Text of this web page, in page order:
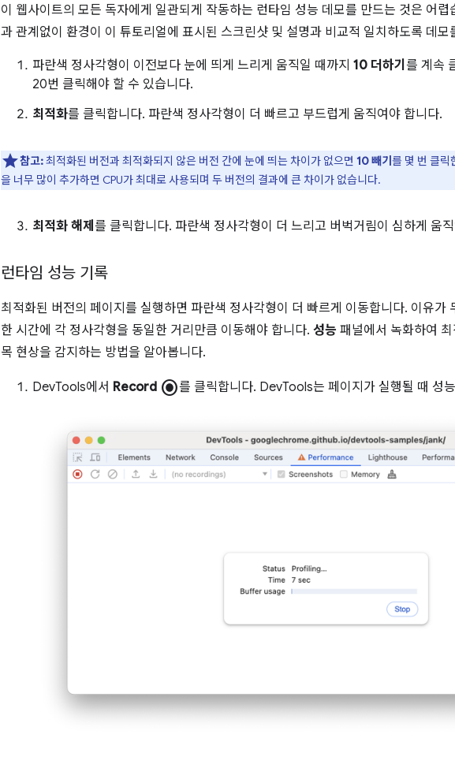
이 웹사이트의 모든 독자에게 일관되게 작동하는 런타임 성능 데모를 만드는 것은 어
과 관계없이 환경이 이 튜토리얼에 표시된 스크린샷 및 설명과 비교적 일치하도록 데모
파란색 정사각형이 이전보다 눈에 띄게 느리게 움직일 때까지 10 더하기 를 계속
20번 클릭해야 할 수 있습니다.
최적화를 클릭합니다. 파란색 정사각형이 더 빠르고 부드럽게 움직여야 합니다.
참고:최적화된 버전과 최적화되지 않은 버전 간에 눈에 띄는 차이가 없으면 10 빼기 를 몇 번 클릭
을 너무 많이 추가하면 CPU가 최대로 사용되며 두 버전의 결과에 큰 차이가 없습니다.
최적화 해제 를 클릭합니다. 파란색 정사각형이 더 느리고 버벅거림이 심하게 움
런타임 성능 기록
최적화된 버전의 페이지를 실행하면 파란색 정사각형이 더 빠르게 이동합니다. 이유가
한 시간에 각 정사각형을 동일한 거리만큼 이동해야 합니다. 성능 패널에서 녹화하여
목 현상을 감지하는 방법을 알아봅니다.
DevTools에서 Record radio_button_checked를 클릭합니다. DevTools는 페이지가 실행될 때 성